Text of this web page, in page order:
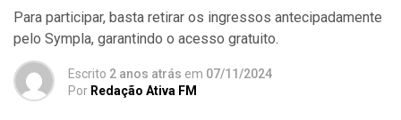
Para participar, basta retirar os ingressos antecipadamente
pelo Sympla, garantindo o acesso gratuito.
Escrito 2 anos atrás em 07/11/2024
Por Redação Ativa FM